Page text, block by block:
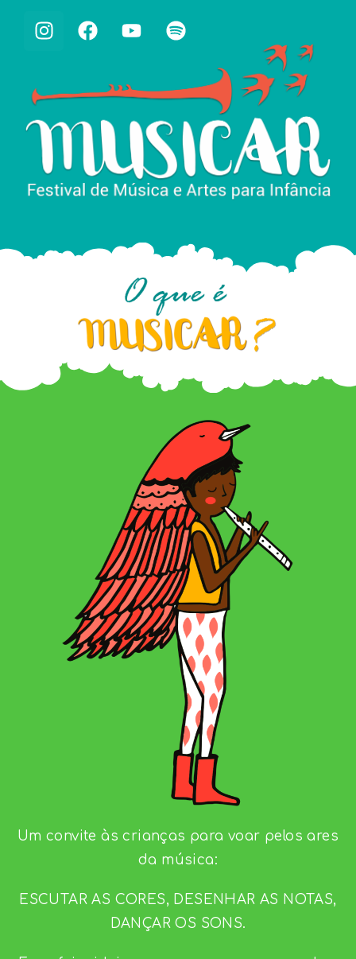
Um convite às crianças para voar pelos ares
da música:
ESCUTAR AS CORES, DESENHAR AS NOTAS,
DANÇAR OS SONS.